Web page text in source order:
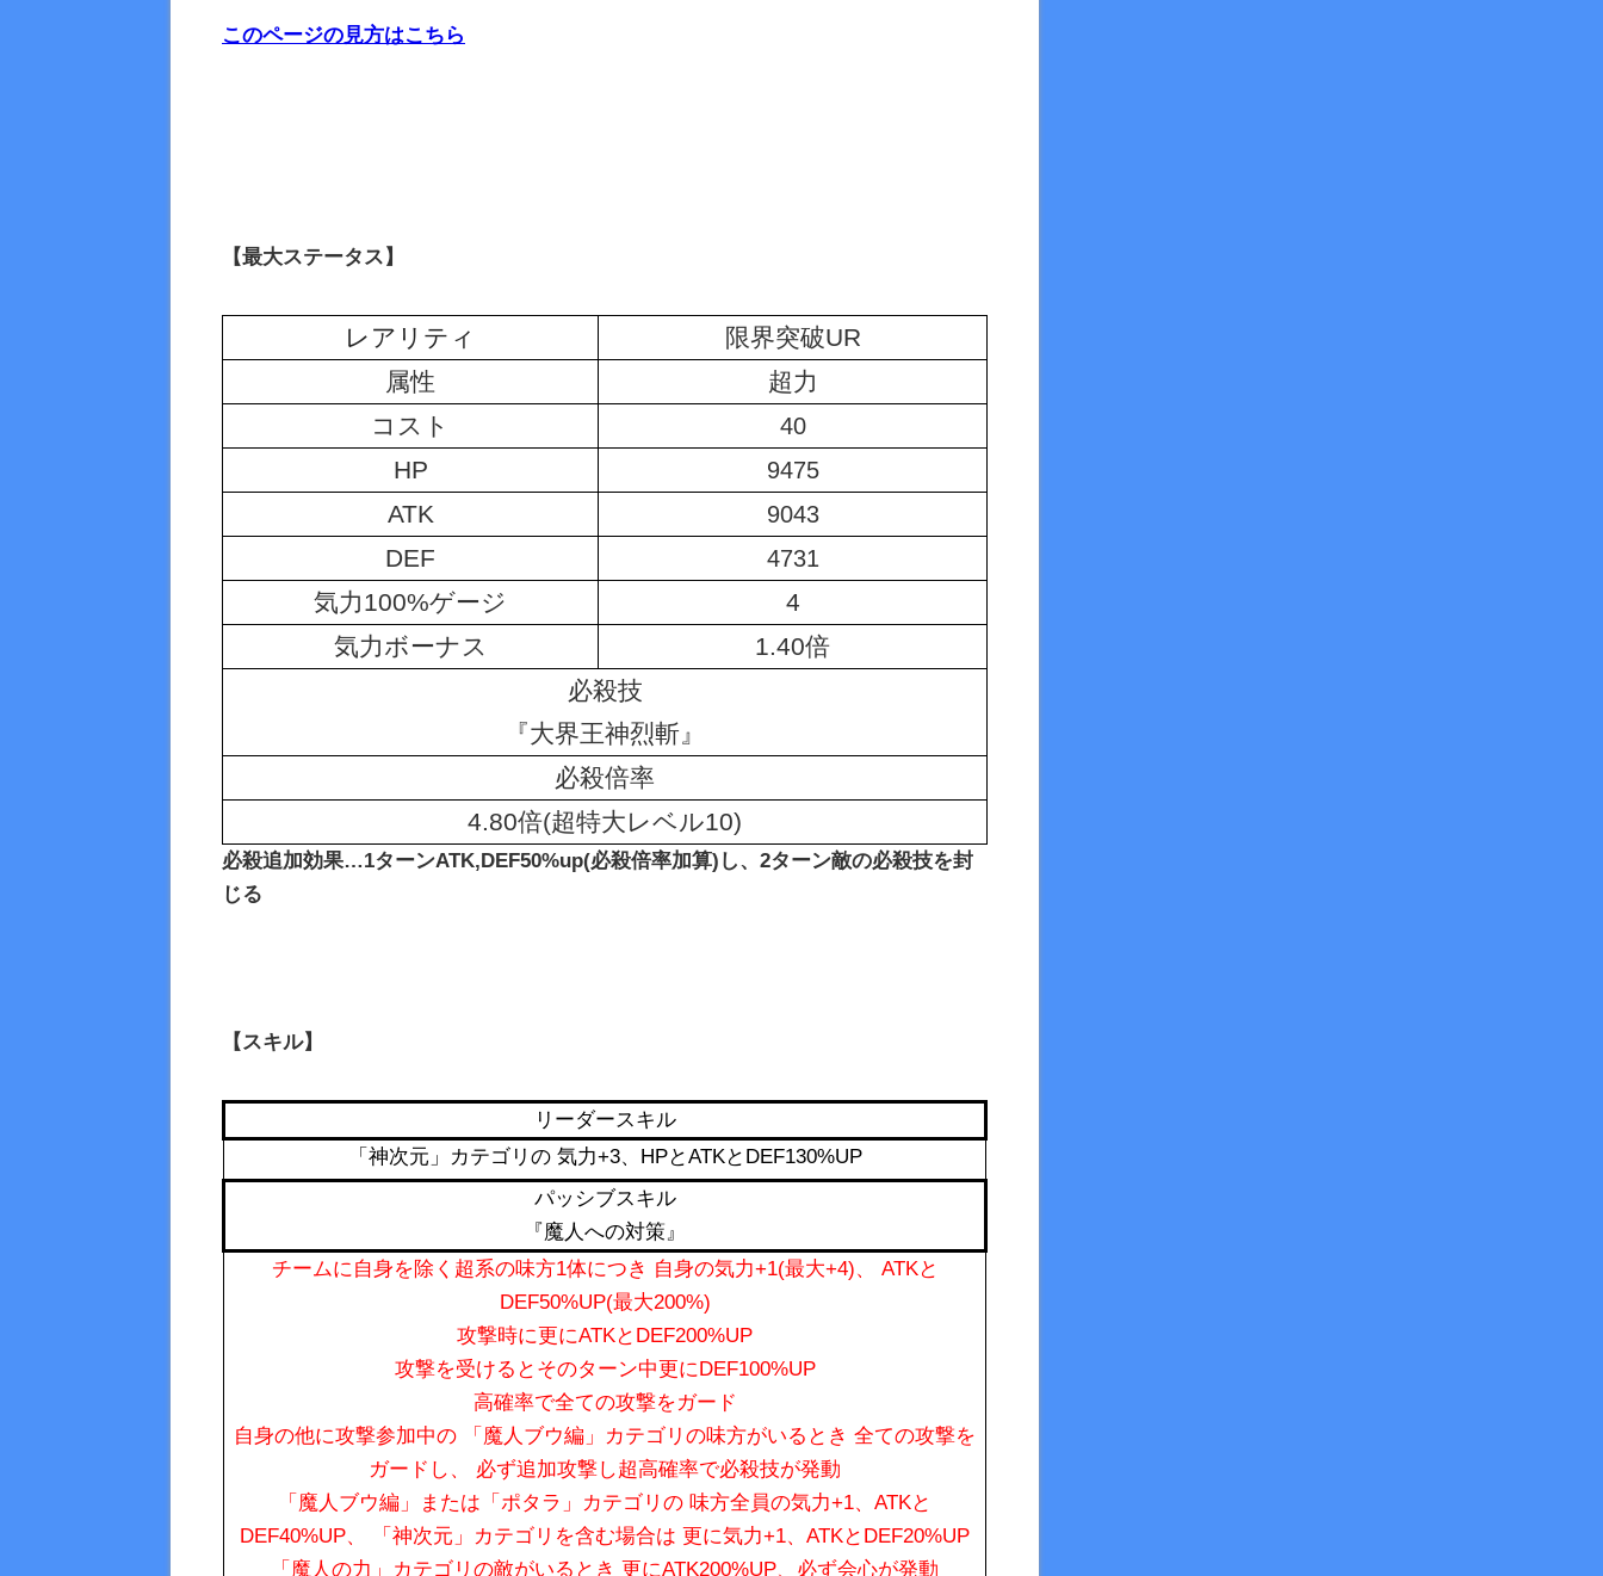
このページの見方はこちら
【最大ステータス】
レアリティ
限界突破UR
属性
超力
コスト
40
HP 9475
ATK 9043
DEF 4731
気力100%ゲージ
4
気力ボーナス
1.40倍
必殺技
『大界王神烈斬』
必殺倍率
4.80倍(超特大レベル10)
必殺追加効果…1ターンATK,DEF50%up(必殺倍率加算)し、2ターン敵の必殺技を封
じる
【スキル】
リーダースキル
「神次元」カテゴリの 気力+3、HPとATKとDEF130%UP
パッシブスキル
『魔人への対策』
チームに自身を除く超系の味方1体につき 自身の気力+1(最大+4)、 ATKと
DEF50%UP(最大200%)
攻撃時に更にATKとDEF200%UP
攻撃を受けるとそのターン中更にDEF100%UP
高確率で全ての攻撃をガード
自身の他に攻撃参加中の 「魔人ブウ編」カテゴリの味方がいるとき 全ての攻撃を
ガードし、 必ず追加攻撃し超高確率で必殺技が発動
「魔人ブウ編」または「ポタラ」カテゴリの 味方全員の気力+1、ATKと
DEF40%UP、 「神次元」カテゴリを含む場合は 更に気力+1、ATKとDEF20%UP
「魔人の力」カテゴリの敵がいるとき 更にATK200%UP、必ず会心が発動